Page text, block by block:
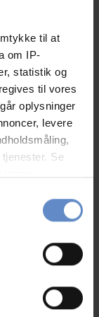
til at
om IP-
statistik og
til vores
oplysninger
levere
Se
"Privacy
placering,
har du
og der
Glad